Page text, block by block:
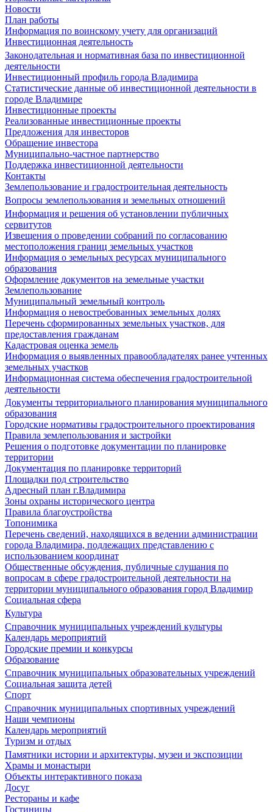
Новости
План работы
Информация по воинскому учету для организаций
Инвестиционная деятельность
Законодательная и нормативная база по инвестиционной
деятельности
Инвестиционный профиль города Владимира
Статистические данные об инвестиционной деятельности в
городе Владимире
Инвестиционные проекты
Реализованные инвестиционные проекты
Предложения для инвесторов
Обращение инвестора
Муниципально-частное партнерство
Поддержка инвестиционной деятельности
Контакты
Землепользование и градостроительная деятельность
Вопросы землепользования и земельных отношений
Информация и решения об установлении публичных
сервитутов
Извещения о проведении собраний по согласованию
местоположения границ земельных участков
Информация о земельных ресурсах муниципального
образования
Оформление документов на земельные участки
Землепользование
Муниципальный земельный контроль
Информация о невостребованных земельных долях
Перечень сформированных земельных участков, для
предоставления гражданам
Кадастровая оценка земель
Информация о выявленных правообладателях ранее учтенных
земельных участков
Информационная система обеспечения градостроительной
деятельности
Документы территориального планирования муниципального
образования
Городские нормативы градостроительного проектирования
Правила землепользования и застройки
Решения о подготовке документации по планировке
территории
Документация по планировке территорий
Площадки под строительство
Адресный план г.Владимира
Зоны охраны исторического центра
Правила благоустройства
Топонимика
Перечень сведений, находящихся в ведении администрации
города Владимира, подлежащих представлению с
использованием координат
Общественные обсуждения, публичные слушания по
вопросам в сфере градостроительной деятельности на
территории муниципального образования город Владимир
Социальная сфера
Культура
Справочник муниципальных учреждений культуры
Календарь мероприятий
Городские премии и конкурсы
Образование
Справочник муниципальных образовательных учреждений
Социальная защита детей
Спорт
Справочник муниципальных спортивных учреждений
Наши чемпионы
Календарь мероприятий
Туризм и отдых
Памятники истории и архитектуры, музеи и экспозиции
Храмы и монастыри
Объекты интерактивного показа
Досуг
Рестораны и кафе
Гостиницы